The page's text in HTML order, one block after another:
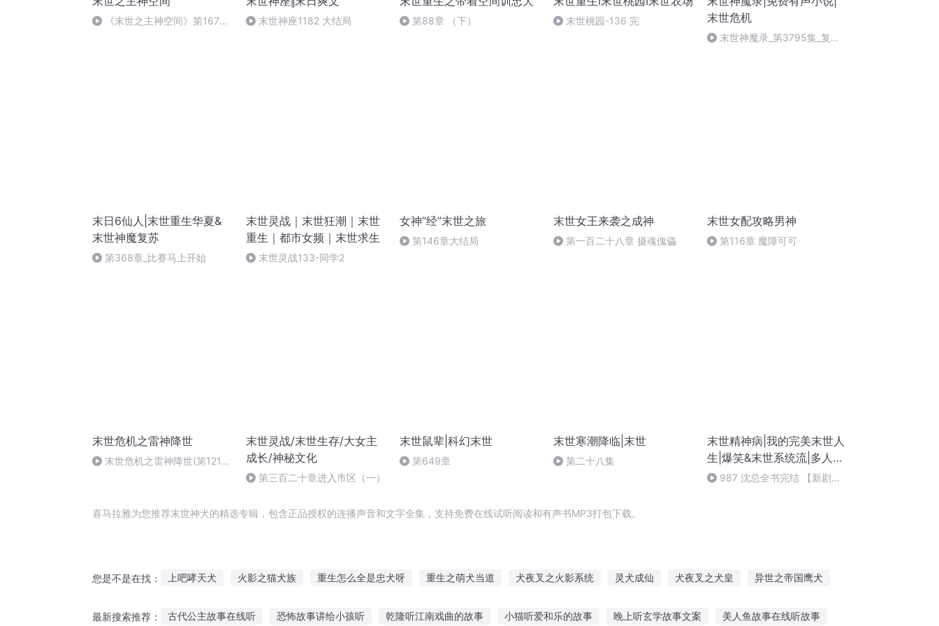
《末世之主神空间》第167集
末世神座1182 大结局 第88章 （下） 末世桃园-136 完
末世危机
末世神魔录_第3795集_复
末日6仙人|末世重生华夏&
末世神魔复苏
第368章_比赛马上开始
末世灵战｜末世狂潮｜末世
重生｜都市女频｜末世求生
末世灵战133-同学2
女神“经”末世之旅
第146章大结局
末世女王来袭之成神
第一百二十八章 摄魂傀儡
末世女配攻略男神
第116章 魔障可可
末世危机之雷神降世
末世危机之雷神降世(第121
末世灵战/末世生存/大女主
成长/神秘文化
第三百二十章进入市区（一）
末世鼠辈|科幻末世
第649章
末世寒潮降临|末世
第二十八集
末世精神病|我的完美末世人
生|爆笑&末世系统流|多人精
品 987 沈总全书完结 【新剧天
喜马拉雅为您推荐末世神犬的精选专辑，包含正品授权的连播声音和文字全集，支持免费在线试听阅读和有声书MP3打包下载。
您是不是在找： 上吧哮天犬 火影之猫犬族 重生怎么全是忠犬呀 重生之萌犬当道 犬夜叉之火影系统 灵犬成仙 犬夜叉之犬皇 异世之帝国鹰犬
最新搜索推荐： 古代公主故事在线听 恐怖故事讲给小孩听 乾隆听江南戏曲的故事 小猫听爱和乐的故事 晚上听玄学故事文案 美人鱼故事在线听故事